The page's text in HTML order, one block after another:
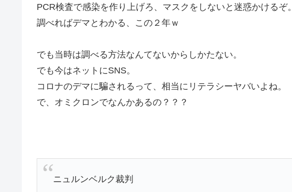
PCR検査で感染を作り上げろ、マスクをしないと迷惑かけるぞ。
調べればデマとわかる、この２年ｗ
でも当時は調べる方法なんてないからしかたない。
でも今はネットにSNS。
コロナのデマに騙されるって、相当にリテラシーヤバいよね。
で、オミクロンでなんかあるの？？？
ニュルンベルク裁判